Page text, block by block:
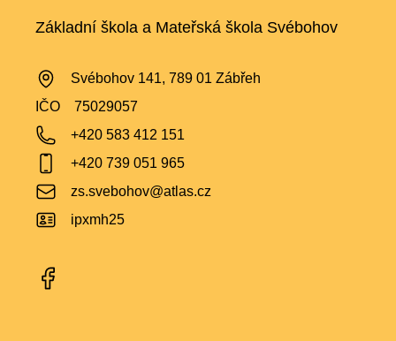
Základní škola a Mateřská škola Svébohov
Svébohov 141, 789 01 Zábřeh
IČO
75029057
+420 583 412 151
+420 739 051 965
zs.svebohov@atlas.cz
ipxmh25